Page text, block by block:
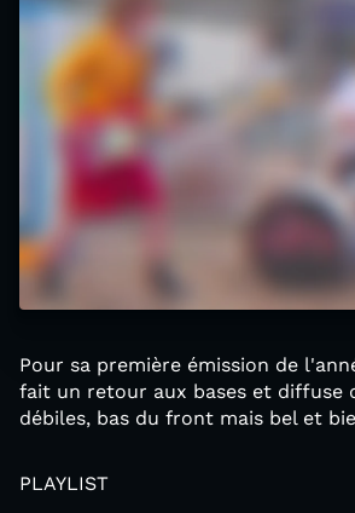
Pour sa première émission de
fait un retour aux bases et diffuse
débiles, bas du front mais bel et
PLAYLIST